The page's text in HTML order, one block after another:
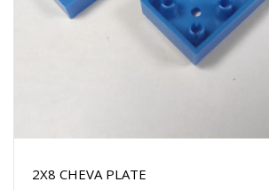
2X8 CHEVA PLATE